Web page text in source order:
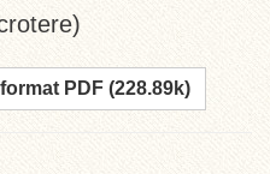
PDF (228.89k)